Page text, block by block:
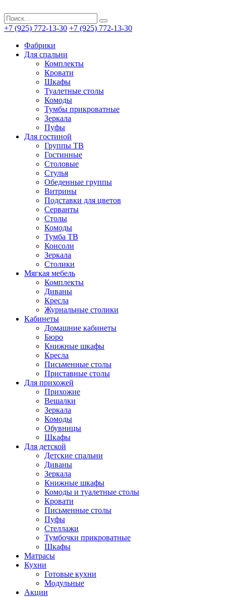
+7 (925) 772-13-30 +7 (925) 772-13-30
Фабрики
Для спальни
Комплекты
Кровати
Шкафы
Туалетные столы
Комоды
Тумбы прикроватные
Зеркала
Пуфы
Для гостиной
Группы ТВ
Гостинные
Столовые
Стулья
Обеденные группы
Витрины
Подставки для цветов
Серванты
Столы
Комоды
Тумба ТВ
Консоли
Зеркала
Столики
Мягкая мебель
Комплекты
Диваны
Кресла
Журнальные столики
Кабинеты
Домашние кабинеты
Бюро
Книжные шкафы
Кресла
Письменные столы
Приставные столы
Для прихожей
Прихожие
Вешалки
Зеркала
Комоды
Обувницы
Шкафы
Для детской
Детские спальни
Диваны
Зеркала
Книжные шкафы
Комоды и туалетные столы
Кровати
Письменные столы
Пуфы
Стеллажи
Тумбочки прикроватные
Шкафы
Матрасы
Кухни
Готовые кухни
Модульные
Акции